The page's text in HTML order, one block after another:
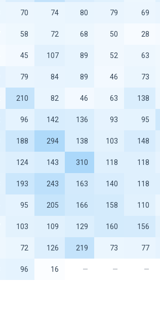
70 74 80 79 69
58 72 68 50 28
45 107 89 52 63
79 84 89 46 73
210 82 46 63 138
96 142 136 93 95
188 294 138 103 148
124 143 310 118 118
193 243 163 140 118
95 205 166 158 110
103 109 129 160 156
72 126 219 73 77
96 16 — — —